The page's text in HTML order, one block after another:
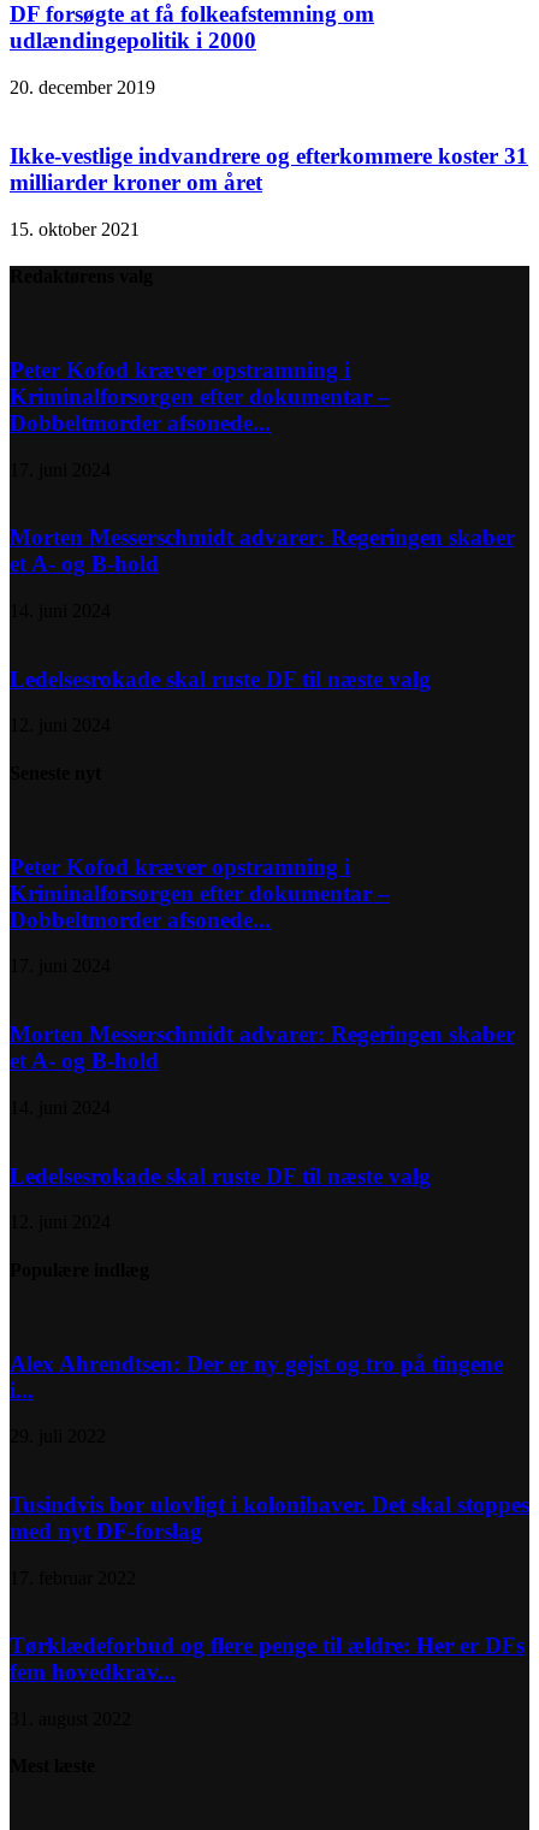
DF forsøgte at få folkeafstemning om
udlændingepolitik i 2000
20. december 2019
Ikke-vestlige indvandrere og efterkommere koster 31
milliarder kroner om året
15. oktober 2021
Peter Kofod kræver opstramning i
Kriminalforsorgen efter dokumentar –
Dobbeltmorder afsonede...
Morten Messerschmidt advarer: Regeringen skaber
et A- og B-hold
Ledelsesrokade skal ruste DF til næste valg
Peter Kofod kræver opstramning i
Kriminalforsorgen efter dokumentar –
Dobbeltmorder afsonede...
Morten Messerschmidt advarer: Regeringen skaber
et A- og B-hold
Ledelsesrokade skal ruste DF til næste valg
Alex Ahrendtsen: Der er ny gejst og tro på tingene
i...
Tusindvis bor ulovligt i kolonihaver. Det skal stoppes
med nyt DF-forslag
Tørklædeforbud og flere penge til ældre: Her er DFs
fem hovedkrav...